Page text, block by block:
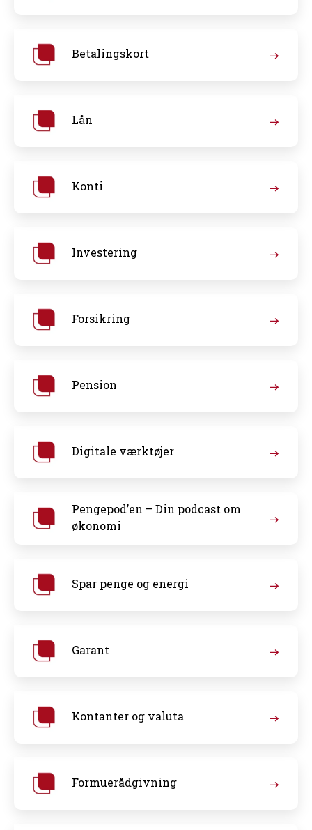
Betalingskort
Lån
Konti
Investering
Forsikring
Pension
Digitale værktøjer
Pengepod’en – Din podcast om
økonomi
Spar penge og energi
Garant
Kontanter og valuta
Formuerådgivning